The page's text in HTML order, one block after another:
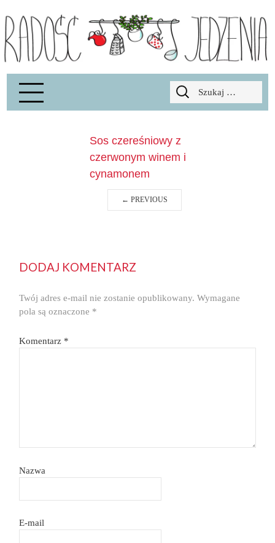
Radość Jedzenia – blog kulinarny
Szukaj:
Sos czereśniowy z
czerwonym winem i
cynamonem
← PREVIOUS
DODAJ KOMENTARZ
Twój adres e-mail nie zostanie opublikowany. Wymagane
pola są oznaczone *
Komentarz *
Nazwa
E-mail